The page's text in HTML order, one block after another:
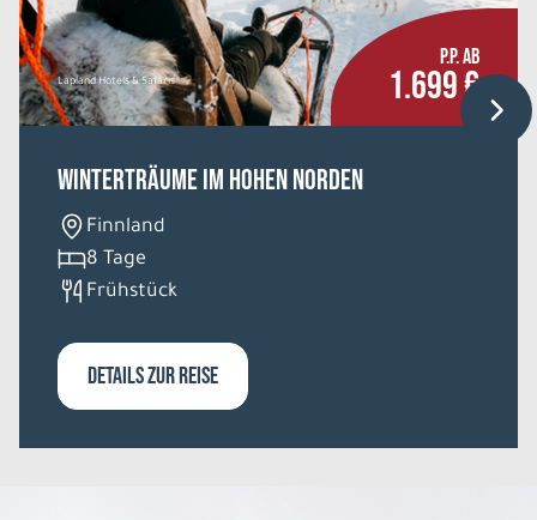
Lapland Hotels & Safaris
P.P. AB
1.699 €
Winterträume im hohen Norden
Finnland
8 Tage
Frühstück
DETAILS ZUR REISE